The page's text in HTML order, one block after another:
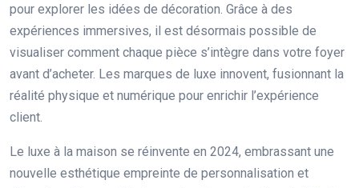
pour explorer les idées de décoration. Grâce à des
expériences immersives, il est désormais possible de
visualiser comment chaque pièce s’intègre dans votre foyer
avant d’acheter. Les marques de luxe innovent, fusionnant la
réalité physique et numérique pour enrichir l’expérience
client.
Le luxe à la maison se réinvente en 2024, embrassant une
nouvelle esthétique empreinte de personnalisation et